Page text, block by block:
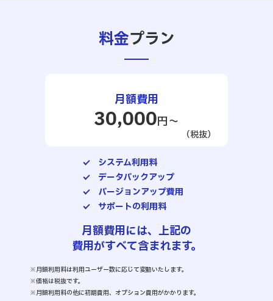
料金プラン
月額費用
30,000円～
（税抜）
システム利用料
データバックアップ
バージョンアップ費用
サポートの利用料
月額費用には、上記の
費用がすべて含まれます。
※月額利用料は利用ユーザー数に応じて変動いたします。
※価格は税抜です。
※月額利用料の他に初期費用、オプション費用がかかります。